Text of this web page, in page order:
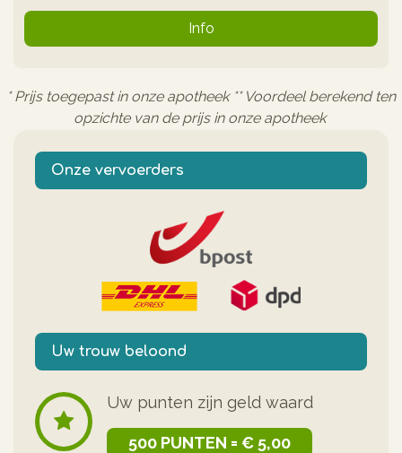
Info
* Prijs toegepast in onze apotheek ** Voordeel berekend ten
opzichte van de prijs in onze apotheek
Onze vervoerders
Uw trouw beloond
Uw punten zijn geld waard
500 PUNTEN = € 5,00